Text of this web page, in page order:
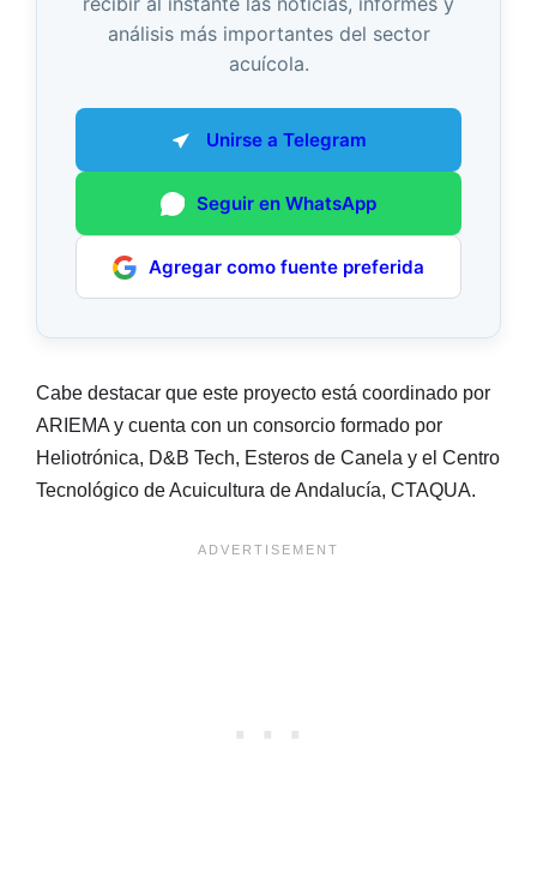
análisis más importantes del sector
acuícola.
Unirse a Telegram
Seguir en WhatsApp
Agregar como fuente preferida
Cabe destacar que este proyecto está coordinado por
ARIEMA y cuenta con un consorcio formado por
Heliotrónica, D&B Tech, Esteros de Canela y el Centro
Tecnológico de Acuicultura de Andalucía, CTAQUA.